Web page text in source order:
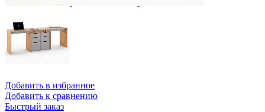
Добавить в избранное
Добавить к сравнению
Быстрый заказ